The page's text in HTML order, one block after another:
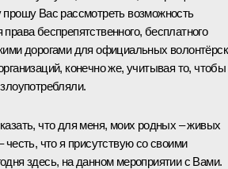
Вас рассмотреть возможность
беспрепятственного, бесплатного
дорогами для официальных
конечно же, учитывая то, чтобы
что для меня, моих родных – живых
честь, что я присутствую со своими
здесь, на данном мероприятии с Вами.